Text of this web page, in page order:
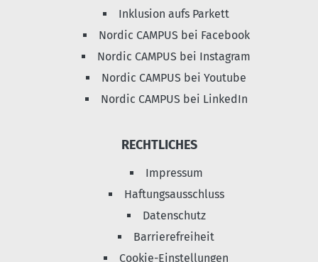
Inklusion aufs Parkett
Nordic CAMPUS bei Facebook
Nordic CAMPUS bei Instagram
Nordic CAMPUS bei Youtube
Nordic CAMPUS bei LinkedIn
RECHTLICHES
Impressum
Haftungsausschluss
Datenschutz
Barrierefreiheit
Cookie-Einstellungen